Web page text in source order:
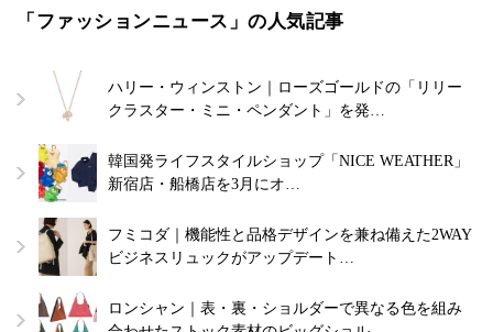
「ファッションニュース」の人気記事
ハリー・ウィンストン｜ローズゴールドの「リリー
クラスター・ミニ・ペンダント」を発…
韓国発ライフスタイルショップ「NICE WEATHER」
新宿店・船橋店を3月にオ…
フミコダ｜機能性と品格デザインを兼ね備えた2WAY
ビジネスリュックがアップデート…
ロンシャン｜表・裏・ショルダーで異なる色を組み